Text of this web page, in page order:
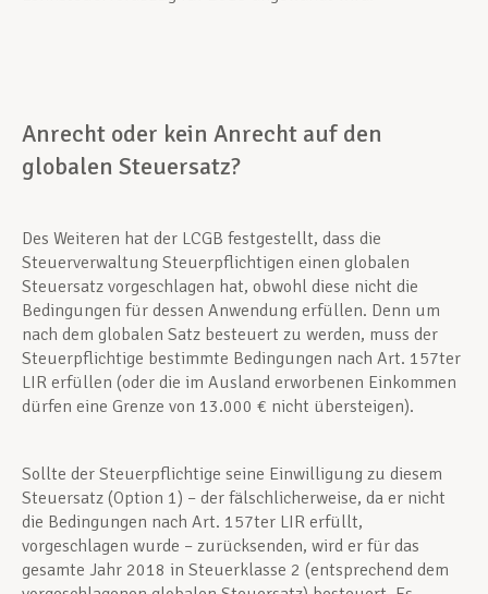
Anrecht oder kein Anrecht auf den
globalen Steuersatz?
Des Weiteren hat der LCGB festgestellt, dass die
Steuerverwaltung Steuerpflichtigen einen globalen
Steuersatz vorgeschlagen hat, obwohl diese nicht die
Bedingungen für dessen Anwendung erfüllen. Denn um
nach dem globalen Satz besteuert zu werden, muss der
Steuerpflichtige bestimmte Bedingungen nach Art. 157ter
LIR erfüllen (oder die im Ausland erworbenen Einkommen
dürfen eine Grenze von 13.000 € nicht übersteigen).
Sollte der Steuerpflichtige seine Einwilligung zu diesem
Steuersatz (Option 1) – der fälschlicherweise, da er nicht
die Bedingungen nach Art. 157ter LIR erfüllt,
vorgeschlagen wurde – zurücksenden, wird er für das
gesamte Jahr 2018 in Steuerklasse 2 (entsprechend dem